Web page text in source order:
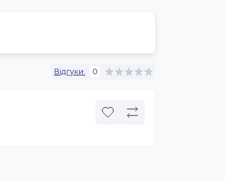
Відгуки: 0